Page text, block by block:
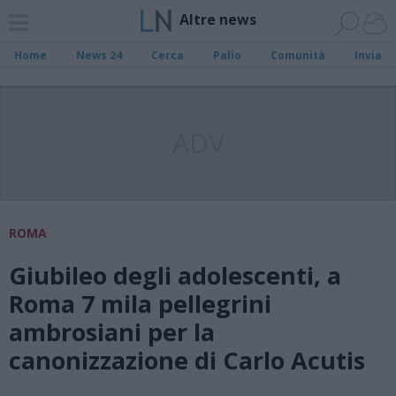
Altre news
Home News 24 Cerca Palio Comunità Invia
ROMA
Giubileo degli adolescenti, a
Roma 7 mila pellegrini
ambrosiani per la
canonizzazione di Carlo Acutis